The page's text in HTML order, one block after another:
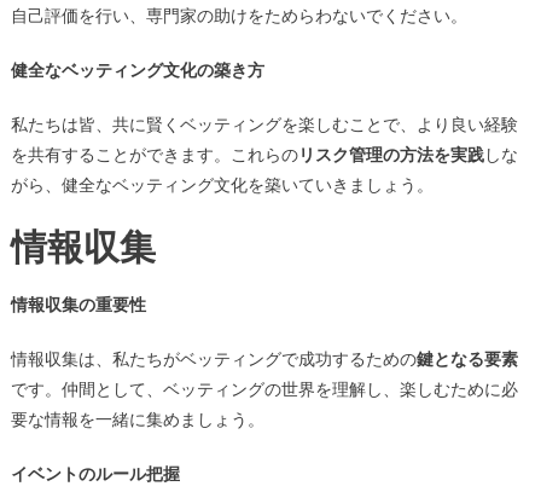
自己評価を行い、専門家の助けをためらわないでください。
健全なベッティング文化の築き方
私たちは皆、共に賢くベッティングを楽しむことで、より良い経験
を共有することができます。これらのリスク管理の方法を実践しな
がら、健全なベッティング文化を築いていきましょう。
情報収集
情報収集の重要性
情報収集は、私たちがベッティングで成功するための鍵となる要素
です。仲間として、ベッティングの世界を理解し、楽しむために必
要な情報を一緒に集めましょう。
イベントのルール把握